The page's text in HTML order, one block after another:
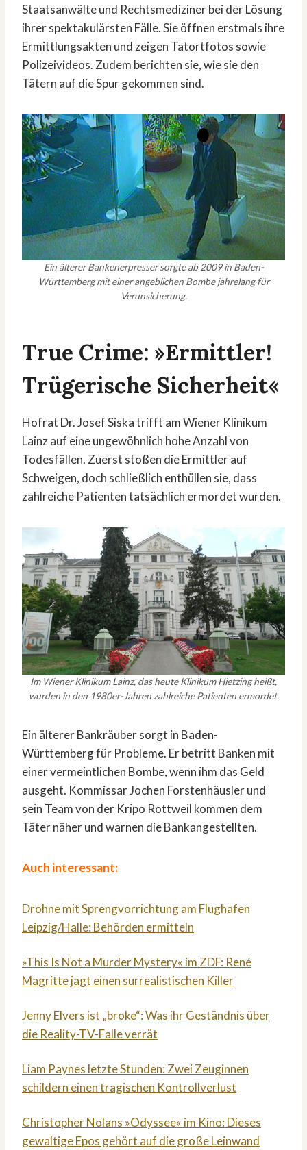
Staatsanwälte und Rechtsmediziner bei der Lösung
ihrer spektakulärsten Fälle. Sie öffnen erstmals ihre
Ermittlungsakten und zeigen Tatortfotos sowie
Polizeivideos. Zudem berichten sie, wie sie den
Tätern auf die Spur gekommen sind.
Ein älterer Bankenerpresser sorgte ab 2009 in Baden-
Württemberg mit einer angeblichen Bombe jahrelang für
Verunsicherung.
True Crime: »Ermittler!
Trügerische Sicherheit«
Hofrat Dr. Josef Siska trifft am Wiener Klinikum
Lainz auf eine ungewöhnlich hohe Anzahl von
Todesfällen. Zuerst stoßen die Ermittler auf
Schweigen, doch schließlich enthüllen sie, dass
zahlreiche Patienten tatsächlich ermordet wurden.
Im Wiener Klinikum Lainz, das heute Klinikum Hietzing heißt,
wurden in den 1980er-Jahren zahlreiche Patienten ermordet.
Ein älterer Bankräuber sorgt in Baden-
Württemberg für Probleme. Er betritt Banken mit
einer vermeintlichen Bombe, wenn ihm das Geld
ausgeht. Kommissar Jochen Forstenhäusler und
sein Team von der Kripo Rottweil kommen dem
Täter näher und warnen die Bankangestellten.
Auch interessant:
Drohne mit Sprengvorrichtung am Flughafen
Leipzig/Halle: Behörden ermitteln
»This Is Not a Murder Mystery« im ZDF: René
Magritte jagt einen surrealistischen Killer
Jenny Elvers ist „broke“: Was ihr Geständnis über
die Reality-TV-Falle verrät
Liam Paynes letzte Stunden: Zwei Zeuginnen
schildern einen tragischen Kontrollverlust
Christopher Nolans »Odyssee« im Kino: Dieses
gewaltige Epos gehört auf die große Leinwand